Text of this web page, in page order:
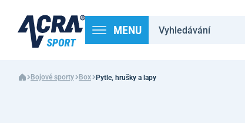
MENU
Bojové sporty Box Pytle, hrušky a lapy